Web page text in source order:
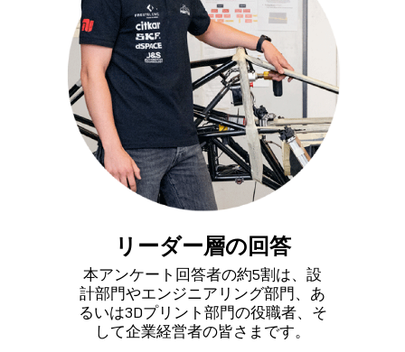
リーダー層の回答
本アンケート回答者の約5割は、設
計部門やエンジニアリング部門、あ
るいは3Dプリント部門の役職者、そ
して企業経営者の皆さまです。